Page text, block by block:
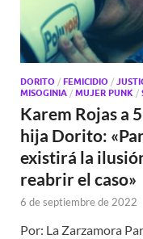
DORITO / FEMICIDIO /
MISOGINIA / MUJER PUNK /
Karem Rojas a
hija Dorito:
existirá la
reabrir el caso»
6 de septiembre de 2022
Por: La Zarzamora